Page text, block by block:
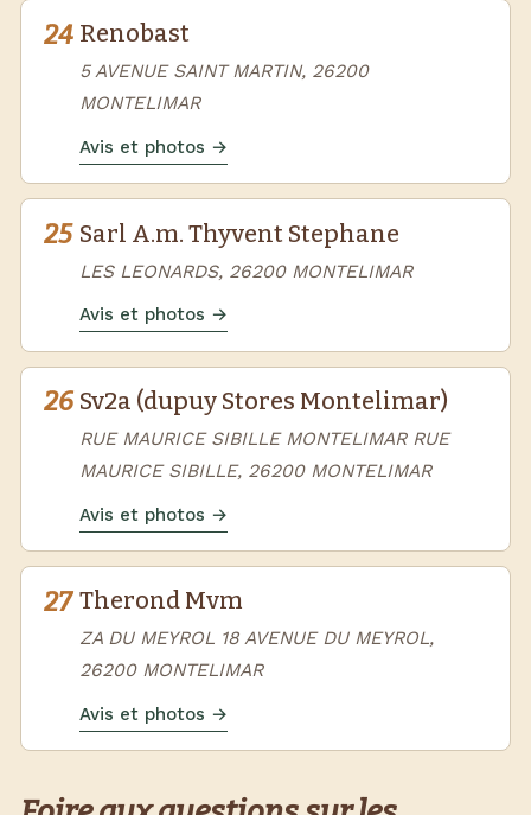
24 Renobast
5 AVENUE SAINT MARTIN, 26200
MONTELIMAR
Avis et photos →
25 Sarl A.m. Thyvent Stephane
LES LEONARDS, 26200 MONTELIMAR
Avis et photos →
26 Sv2a (dupuy Stores Montelimar)
RUE MAURICE SIBILLE MONTELIMAR RUE
MAURICE SIBILLE, 26200 MONTELIMAR
Avis et photos →
27 Therond Mvm
ZA DU MEYROL 18 AVENUE DU MEYROL,
26200 MONTELIMAR
Avis et photos →